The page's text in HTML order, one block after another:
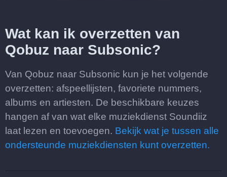
Wat kan ik overzetten van
Qobuz naar Subsonic?
Van Qobuz naar Subsonic kun je het volgende
overzetten: afspeellijsten, favoriete nummers,
albums en artiesten. De beschikbare keuzes
hangen af van wat elke muziekdienst Soundiiz
laat lezen en toevoegen. Bekijk wat je tussen alle
ondersteunde muziekdiensten kunt overzetten.